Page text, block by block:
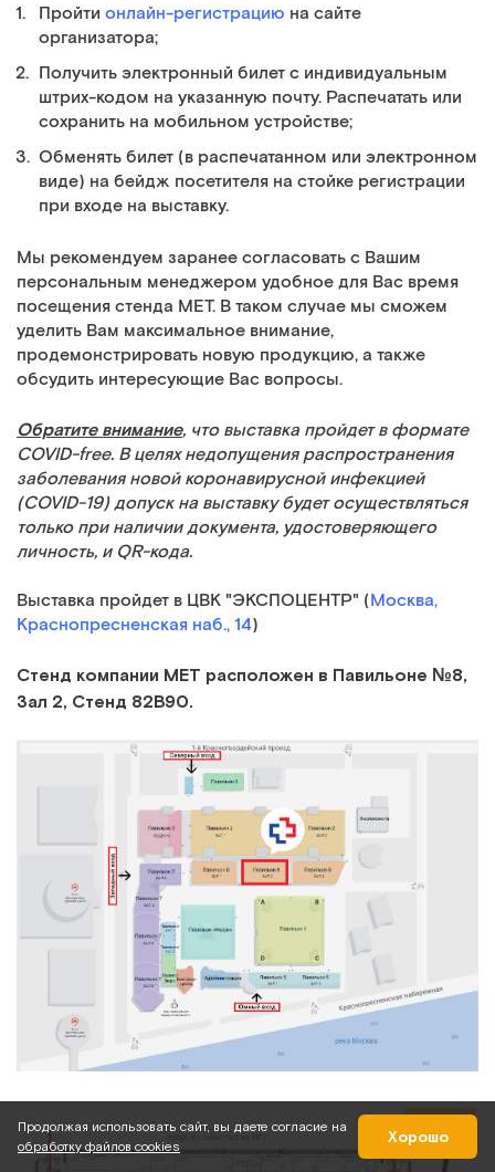
Пройти онлайн-регистрацию на сайте
организатора;
Получить электронный билет с индивидуальным
штрих-кодом на указанную почту. Распечатать или
сохранить на мобильном устройстве;
Обменять билет (в распечатанном или электронном
виде) на бейдж посетителя на стойке регистрации
при входе на выставку.
Мы рекомендуем заранее согласовать с Вашим
персональным менеджером удобное для Вас время
посещения стенда МЕТ. В таком случае мы сможем
уделить Вам максимальное внимание,
продемонстрировать новую продукцию, а также
обсудить интересующие Вас вопросы.
Обратите внимание, что выставка пройдет в формате
COVID-free. В целях недопущения распространения
заболевания новой коронавирусной инфекцией
(COVID-19) допуск на выставку будет осуществляться
только при наличии документа, удостоверяющего
личность, и QR-кода.
Выставка пройдет в ЦВК "ЭКСПОЦЕНТР" (Москва,
Краснопресненская наб., 14)
Стенд компании МЕТ расположен в Павильоне №8,
Зал 2, Стенд 82В90.
Продолжая использовать сайт, вы даете согласие на
обработку файлов cookies
Хорошо